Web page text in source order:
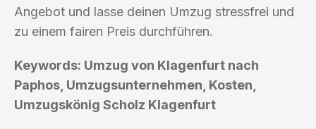
Angebot und lasse deinen Umzug stressfrei und
zu einem fairen Preis durchführen.
Keywords: Umzug von Klagenfurt nach
Paphos, Umzugsunternehmen, Kosten,
Umzugskönig Scholz Klagenfurt